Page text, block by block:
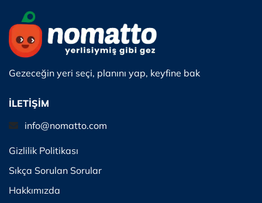
Gezeceğin yeri seçi, planını yap, keyfine bak
İLETİŞİM
info@nomatto.com
Gizlilik Politikası
Sıkça Sorulan Sorular
Hakkımızda